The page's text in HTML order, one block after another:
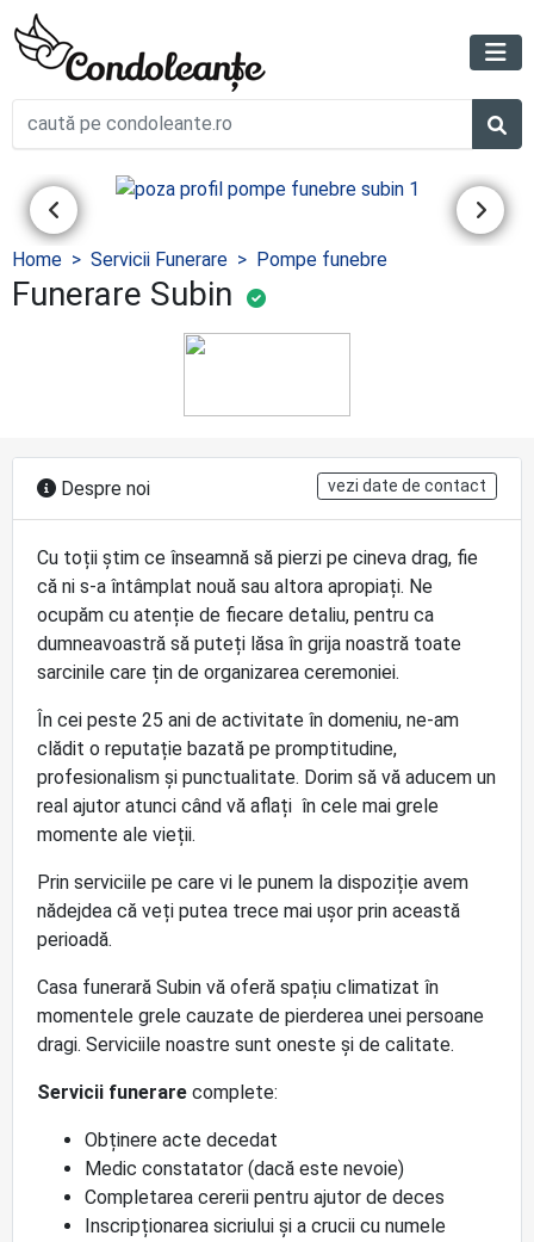
Home Servicii Funerare Pompe funebre
Funerare Subin
Despre noi vezi date de contact
Cu toții știm ce înseamnă să pierzi pe cineva drag, fie
că ni s-a întâmplat nouă sau altora apropiați. Ne
ocupăm cu atenție de fiecare detaliu, pentru ca
dumneavoastră să puteți lăsa în grija noastră toate
sarcinile care țin de organizarea ceremoniei.
În cei peste 25 ani de activitate în domeniu, ne-am
clădit o reputație bazată pe promptitudine,
profesionalism și punctualitate. Dorim să vă aducem un
real ajutor atunci când vă aflați în cele mai grele
momente ale vieții.
Prin serviciile pe care vi le punem la dispoziție avem
nădejdea că veți putea trece mai ușor prin această
perioadă.
Casa funerară Subin vă oferă spațiu climatizat în
momentele grele cauzate de pierderea unei persoane
dragi. Serviciile noastre sunt oneste și de calitate.
Servicii funerare complete:
Obținere acte decedat
Medic constatator (dacă este nevoie)
Completarea cererii pentru ajutor de deces
Inscripționarea sicriului și a crucii cu numele